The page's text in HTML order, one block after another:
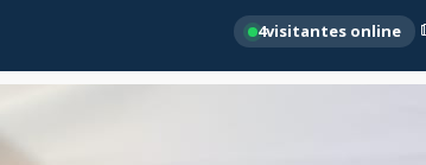
4visitantes online